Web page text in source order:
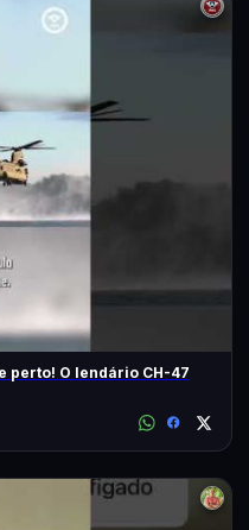
perto! O lendário CH-47